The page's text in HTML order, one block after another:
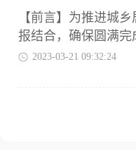
【前言】为推进城
报结合，确保圆满完
2023-03-21 09:32:24